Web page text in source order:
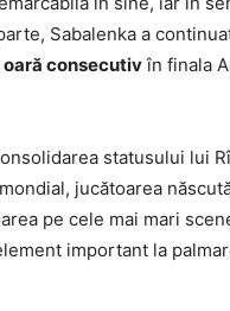
Sabalenka a
oară consecutivîn finala
statusului lui
jucătoarea
pe cele mai mari
important la